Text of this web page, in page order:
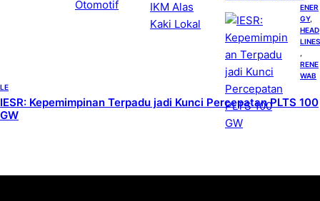
ENER
GY
HEAD
LINES
RENE
WAB
LE
IESR: Kepemimpinan Terpadu jadi Kunci Percepatan PLTS 100
GW